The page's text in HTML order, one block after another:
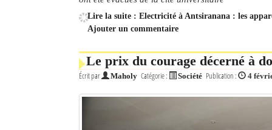
Connexion
Lire la suite : Electricité à Antsiranana : les
Ajouter un commentaire
Le prix du courage décerné à
Écrit par Maholy Catégorie : Société Publication : 4